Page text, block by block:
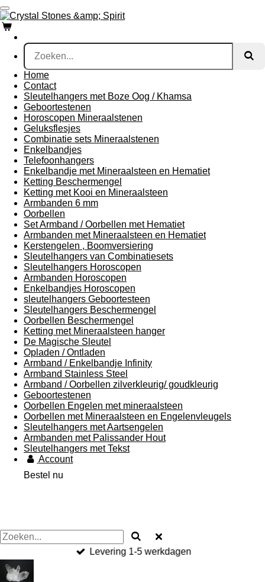
Ga
direct
naar
de
hoofdinhoud
Home
Contact
Sleutelhangers met Boze Oog / Khamsa
Geboortestenen
Horoscopen Mineraalstenen
Geluksflesjes
Combinatie sets Mineraalstenen
Enkelbandjes
Telefoonhangers
Enkelbandje met Mineraalsteen en Hematiet
Ketting Beschermengel
Ketting met Kooi en Mineraalsteen
Armbanden 6 mm
Oorbellen
Set Armband / Oorbellen met Hematiet
Armbanden met Mineraalsteen en Hematiet
Kerstengelen , Boomversiering
Sleutelhangers van Combinatiesets
Sleutelhangers Horoscopen
Armbanden Horoscopen
Enkelbandjes Horoscopen
sleutelhangers Geboortesteen
Sleutelhangers Beschermengel
Oorbellen Beschermengel
Ketting met Mineraalsteen hanger
De Magische Sleutel
Opladen / Ontladen
Armband / Enkelbandje Infinity
Armband Stainless Steel
Armband / Oorbellen zilverkleurig/ goudkleurig
Geboortestenen
Oorbellen Engelen met mineraalsteen
Oorbellen met Mineraalsteen en Engelenvleugels
Sleutelhangers met Aartsengelen
Armbanden met Palissander Hout
Sleutelhangers met Tekst
Account
Bestel nu
Levering 1-5 werkdagen